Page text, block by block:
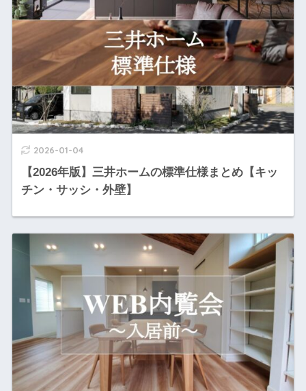
2026-01-04
【2026年版】三井ホームの標準仕様まとめ【キッ
チン・サッシ・外壁】